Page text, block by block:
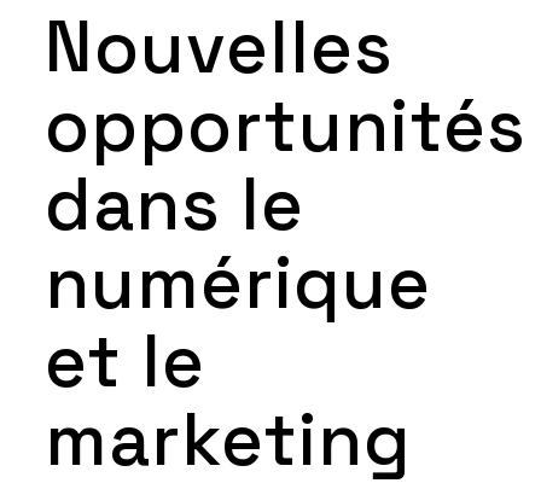
Nouvelles
opportunités
dans le
numérique
et le
marketing